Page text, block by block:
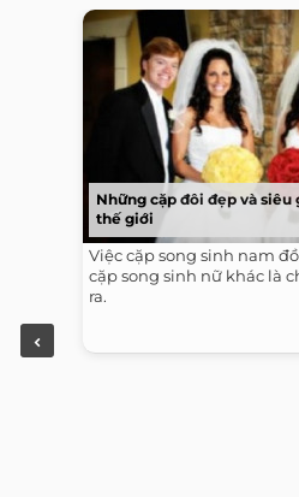
Những cặp đôi đẹp và
thế giới
Việc cặp song sinh nam
cặp song sinh nữ khác là
ra.